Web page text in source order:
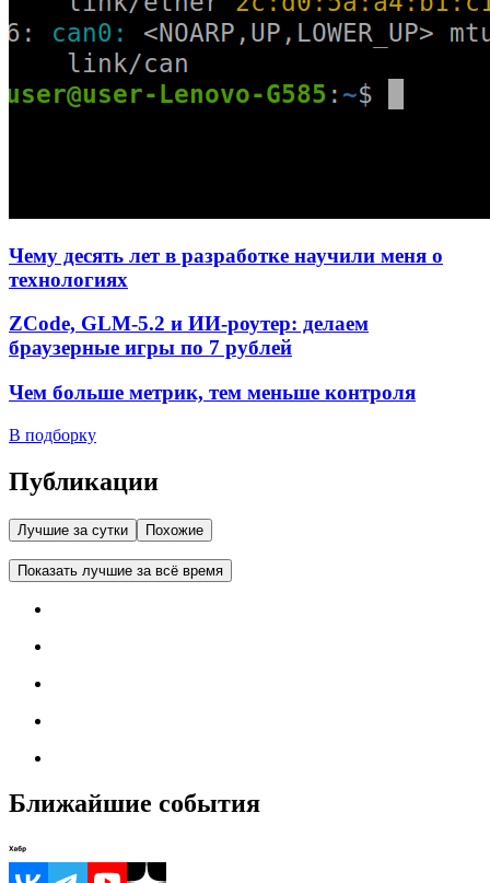
Чему десять лет в разработке научили меня о
технологиях
ZCode, GLM-5.2 и ИИ-роутер: делаем
браузерные игры по 7 рублей
Чем больше метрик, тем меньше контроля
В подборку
Публикации
Лучшие за сутки Похожие
Показать лучшие за всё время
Ближайшие события